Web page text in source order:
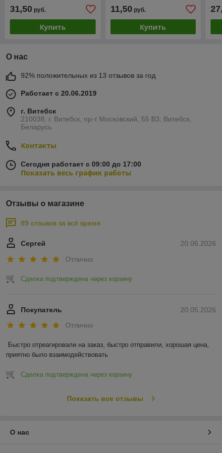
31,50 руб.
Купить
11,50руб.
Купить
О нас
92% положительных из 13 отзывов за год
Работает с 20.06.2019
г. Витебск
210038, г. Витебск, пр-т Московский, 55 B3, Витебск,
Беларусь
Контакты
Сегодня работает с 09:00 до 17:00
Показать весь график работы
Отзывы о магазине
89 отзывов за всё время
20.06.2026
Сергей
Отлично
Сделка подтверждена через корзину
20.05.2026
Покупатель
Отлично
Быстро отреагировали на заказ, быстро отправили, хорошая цена,
приятно было взаимодействовать
Сделка подтверждена через корзину
Показать все отзывы
О нас